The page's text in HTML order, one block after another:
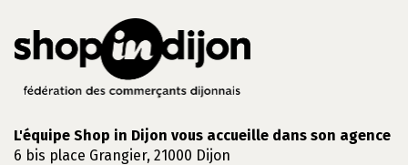
L'équipe Shop in Dijon vous accueille dans son agence
6 bis place Grangier, 21000 Dijon